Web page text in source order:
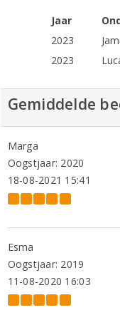
Jaar
2023
2023
Gemiddelde
Marga
Oogstjaar: 2020
18-08-2021 15:41
Esma
Oogstjaar: 2019
11-08-2020 16:03